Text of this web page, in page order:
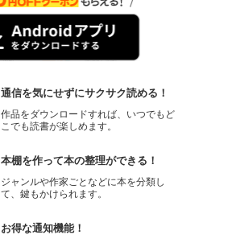
通信を気にせずにサクサク読める！
作品をダウンロードすれば、いつでもど
こでも読書が楽しめます。
本棚を作って本の整理ができる！
ジャンルや作家ごとなどに本を分類し
て、鍵もかけられます。
お得な通知機能！